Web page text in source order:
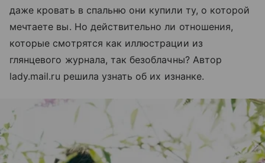
даже кровать в спальню они купили ту, о которой
мечтаете вы. Но действительно ли отношения,
которые смотрятся как иллюстрации из
глянцевого журнала, так безоблачны? Автор
lady.mail.ru решила узнать об их изнанке.